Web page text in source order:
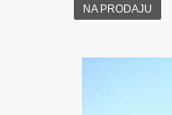
NA PRODAJU